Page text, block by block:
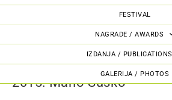
FESTIVAL
NAGRADE / AWARDS
IZDANJA / PUBLICATIONS
GALERIJA / PHOTOS
2015: Mario Suško